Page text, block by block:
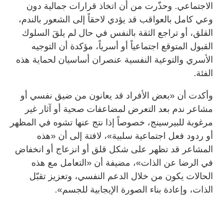
الاجتماعي. وحذّرت من أن اتخاذ قرارات جمالية دون
وعي كامل بالعواقب قد يؤدي لاحقاً إلى الشعور بالندم،
القلق، أو تراجع الثقة بالنفس في حال لم يلقَ السلوك
القبول المتوقع اجتماعياً أو أسرياً، مؤكدة أن التوجيه
الأسري والتوعية النفسية عنصران أساسيان لحماية هذه
الفئة.
وأكدت أن «بعض الأفراد قد يعانون من ضيق نفسي أو
مشاعر ندم بعد التعرض لمضاعفات صحية أو آثار غير
مرغوبة للبيرسينج، خصوصاً إذا نتج عنها تشوه في المظهر
أو ردود فعل اجتماعية سلبية»، لافتة إلى أن «هذه
المشاعر قد تظهر على شكل قلق أو انزعاج أو انخفاض
في الرضا عن الذات»، مضيفة أن «التعامل مع هذه
الحالات يكون من خلال الدعم النفسي، وتعزيز تقبّل
الذات، وإعادة بناء الصورة الإيجابية للجسم».